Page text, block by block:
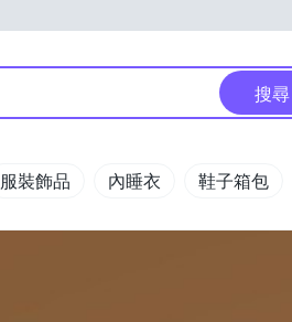
搜尋
服裝飾品 內睡衣 鞋子箱包